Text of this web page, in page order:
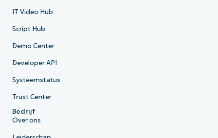
IT Video Hub
Script Hub
Demo Center
Developer API
Systeemstatus
Trust Center
Bedrijf
Over ons